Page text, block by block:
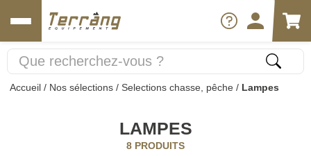
Accueil / Nos sélections / Selections chasse, pêche / Lampes
LAMPES
8 PRODUITS